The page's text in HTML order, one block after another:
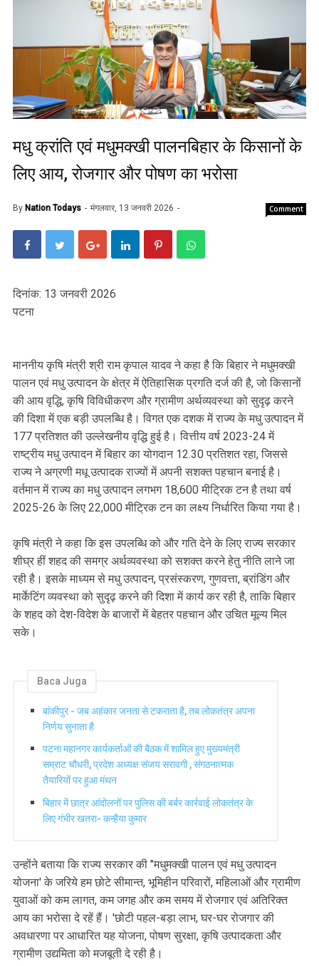
मधु क्रांति एवं मधुमक्खी पालनबिहार के किसानों के
लिए आय, रोजगार और पोषण का भरोसा
By Nation Todays मंगलवार, 13 जनवरी 2026 Comment
दिनांक: 13 जनवरी 2026
पटना
माननीय कृषि मंत्री श्री राम कृपाल यादव ने कहा है कि बिहार ने मधुमक्खी
पालन एवं मधु उत्पादन के क्षेत्र में ऐतिहासिक प्रगति दर्ज की है, जो किसानों
की आय वृद्धि, कृषि विविधीकरण और ग्रामीण अर्थव्यवस्था को सुदृढ़ करने
की दिशा में एक बड़ी उपलब्धि है। विगत एक दशक में राज्य के मधु उत्पादन में
177 प्रतिशत की उल्लेखनीय वृद्धि हुई है। वित्तीय वर्ष 2023-24 में
राष्ट्रीय मधु उत्पादन में बिहार का योगदान 12.30 प्रतिशत रहा, जिससे
राज्य ने अग्रणी मधू उत्पादक राज्यों में अपनी सशक्त पहचान बनाई है।
वर्तमान में राज्य का मधु उत्पादन लगभग 18,600 मीट्रिक टन है तथा वर्ष
2025-26 के लिए 22,000 मीट्रिक टन का लक्ष्य निर्धारित किया गया है।
कृषि मंत्री ने कहा कि इस उपलब्धि को और गति देने के लिए राज्य सरकार
शीघ्र हीं शहद की समग्र अर्थव्यवस्था को सशक्त करने हेतु नीति लाने जा
रही है। इसके माध्यम से मधु उत्पादन, प्रसंस्करण, गुणवत्ता, ब्रांडिंग और
मार्केटिंग व्यवस्था को सुदृढ़ करने की दिशा में कार्य कर रही है, ताकि बिहार
के शहद को देश-विदेश के बाजारों में बेहतर पहचान और उचित मूल्य मिल
सके।
Baca Juga
बांकीपुर - जब अहंकार जनता से टकराता है, तब लोकतंत्र अपना
निर्णय सुनाता है
पटना महानगर कार्यकर्ताओं की बैठक में शामिल हुए मुख्यमंत्री
सम्राट चौधरी, प्रदेश अध्यक्ष संजय सरावगी , संगठनात्मक
तैयारियों पर हुआ मंथन
बिहार में छात्र आंदोलनों पर पुलिस की बर्बर कार्रवाई लोकतंत्र के
लिए गंभीर खतरा- कन्हैया कुमार
उन्होंने बताया कि राज्य सरकार की "मधुमक्खी पालन एवं मधु उत्पादन
योजना' के जरिये हम छोटे सीमान्त, भूमिहीन परिवारों, महिलाओं और ग्रामीण
युवाओं को कम लागत, कम जगह और कम समय में रोजगार एवं अतिरिक्त
आय का भरोसा दे रहें हैं। 'छोटी पहल-बड़ा लाभ, घर-घर रोजगार की
अवधारणा पर आधारित यह योजना, पोषण सुरक्षा, कृषि उत्पादकता और
ग्रामीण उद्यमिता को मजबूती दे रही है।